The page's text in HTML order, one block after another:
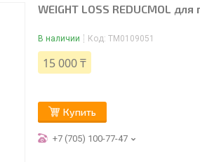
WEIGHT LOSS REDUCMOL для
В наличии Код: ТМ0109051
15 000 ₸
Купить
+7 (705) 100-77-47